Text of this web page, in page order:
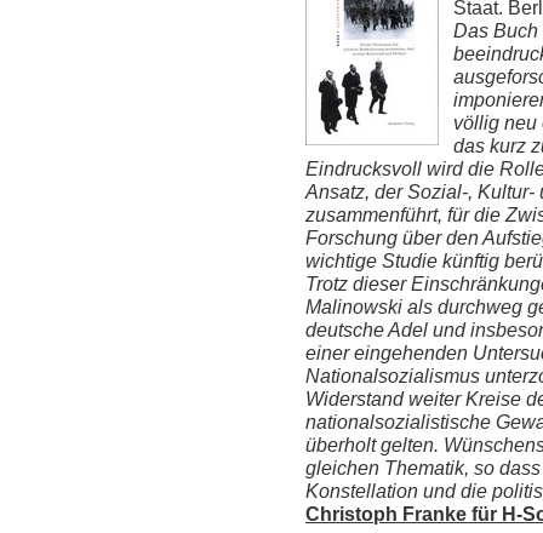
Staat.
Das Buch
völlig neu
das kurz
Eindrucksvoll wird die
Ansatz, der Sozial-,
zusammenführt, für die
Forschung über den
wichtige Studie künftig
Trotz dieser
Malinowski als durchweg
deutsche Adel und
einer eingehenden
Nationalsozialismus
Widerstand weiter Kreise
nationalsozialistische
überholt gelten.
gleichen Thematik, so
Konstellation und die
Christoph Franke für H-